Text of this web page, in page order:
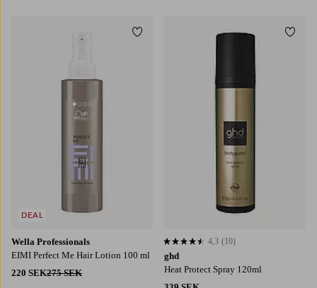
Wella Professionals
EIMI Perfect Me Hair Lotion 100 ml
220 SEK275 SEK
DEAL
Lägg till i favoriter
ghd
Heat Protect Spray 120ml
4,3 baserat på 10 st betyg
4,3 (10)